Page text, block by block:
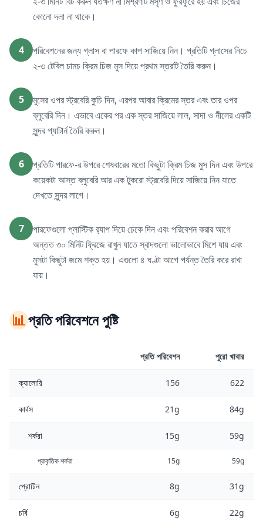
কোনো দলা না থাকে।
4
পরিবেশনের জন্য গ্লাস বা পারফে কাপ সাজিয়ে নিন। প্রতিটি গ্লাসের নিচে
২-৩ টেবিল চামচ ক্রিম চিজ মুস দিয়ে প্রথম স্তরটি তৈরি করুন।
5
মুসের ওপর স্ট্রবেরি কুচি দিন, এরপর আবার ক্রিমের স্তর এবং তার ওপর
ব্লুবেরি দিন। এভাবে একের পর এক স্তর সাজিয়ে লাল, সাদা ও নীলের একটি
সুন্দর প্যাটার্ন তৈরি করুন।
6
প্রতিটি পারফে-র উপরে শেষবারের মতো কিছুটা ক্রিম চিজ মুস দিন এবং উপরে
কয়েকটা আস্ত ব্লুবেরি আর এক টুকরো স্ট্রবেরি দিয়ে সাজিয়ে নিন যাতে
দেখতে সুন্দর লাগে।
7
পারফেগুলো প্লাস্টিক র‍্যাপ দিয়ে ঢেকে দিন এবং পরিবেশন করার আগে
অন্তত ৩০ মিনিট ফ্রিজে রাখুন যাতে স্বাদগুলো ভালোভাবে মিশে যায় এবং
মুসটা কিছুটা জমে শক্ত হয়। এগুলো ৪ ঘণ্টা আগে পর্যন্ত তৈরি করে রাখা
যায়।
📊প্রতি পরিবেশনে পুষ্টি
প্রতি পরিবেশন পুরো খাবার
ক্যালোরি 156 622
কার্বস 21g 84g
শর্করা 15g 59g
প্রাকৃতিক শর্করা 15g 59g
প্রোটিন 8g 31g
চর্বি 6g 22g